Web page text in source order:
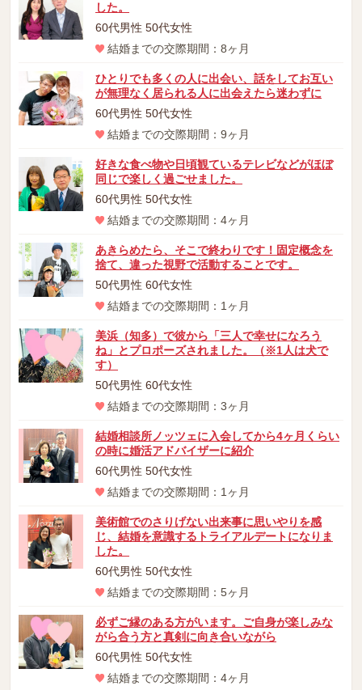
した。
60代男性 50代女性
結婚までの交際期間：8ヶ月
ひとりでも多くの人に出会い、話をしてお互い
が無理なく居られる人に出会えたら迷わずに
60代男性 50代女性
結婚までの交際期間：9ヶ月
好きな食べ物や日頃観ているテレビなどがほぼ
同じで楽しく過ごせました。
60代男性 50代女性
結婚までの交際期間：4ヶ月
あきらめたら、そこで終わりです！固定概念を
捨て、違った視野で活動することです。
50代男性 60代女性
結婚までの交際期間：1ヶ月
美浜（知多）で彼から「三人で幸せになろう
ね」とプロポーズされました。（※1人は犬で
す）
50代男性 60代女性
結婚までの交際期間：3ヶ月
結婚相談所ノッツェに入会してから4ヶ月くらい
の時に婚活アドバイザーに紹介
60代男性 50代女性
結婚までの交際期間：1ヶ月
美術館でのさりげない出来事に思いやりを感
じ、結婚を意識するトライアルデートになりま
した。
60代男性 50代女性
結婚までの交際期間：5ヶ月
必ずご縁のある方がいます。ご自身が楽しみな
がら合う方と真剣に向き合いながら
60代男性 50代女性
結婚までの交際期間：4ヶ月